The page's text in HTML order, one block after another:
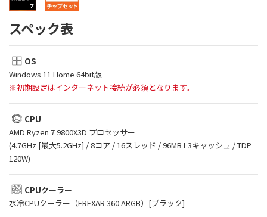
スペック表
OS
Windows 11 Home 64bit版
※初期設定はインターネット接続が必須となります。
CPU
AMD Ryzen 7 9800X3D プロセッサー
(4.7GHz [最大5.2GHz] / 8コア / 16スレッド / 96MB L3キャッシュ / TDP
120W)
CPUクーラー
水冷CPUクーラー（FREXAR 360 ARGB）[ブラック]